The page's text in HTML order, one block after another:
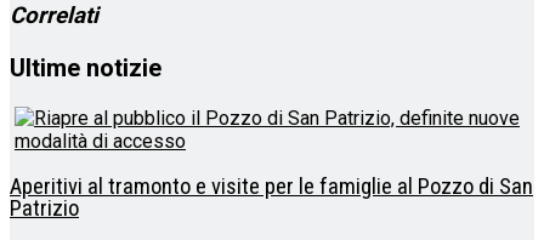
Correlati
Ultime notizie
Aperitivi al tramonto e visite per le famiglie al Pozzo di San
Patrizio